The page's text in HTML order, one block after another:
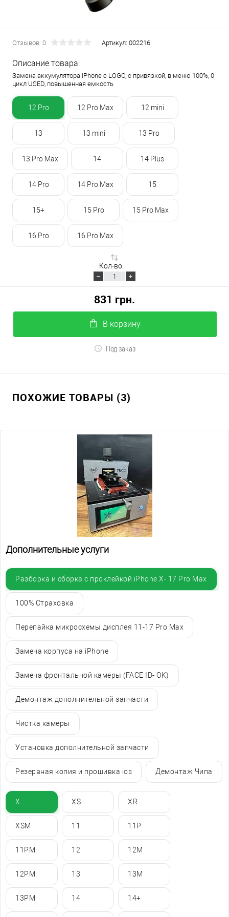
Отзывов: 0 Артикул: 002216
Описание товара:
Замена аккумулятора iPhone с LOGO, с привязкой, в меню 100%, 0
цикл USED, повышенная емкость
12 Pro 12 Pro Max 12 mini
13 13 mini 13 Pro
13 Pro Max 14 14 Plus
14 Pro 14 Pro Max 15
15+ 15 Pro 15 Pro Max
16 Pro 16 Pro Max
Кол-во:
831 грн.
В корзину
Под заказ
ПОХОЖИЕ ТОВАРЫ (3)
Дополнительные услуги
Разборка и сборка с проклейкой iPhone X- 17 Pro Max
100% Страховка
Перепайка микросхемы дисплея 11-17 Pro Max
Замена корпуса на iPhone
Замена фронтальной камеры (FACE ID- OK)
Демонтаж дополнительной запчасти
Чистка камеры
Установка дополнительной запчасти
Резервная копия и прошивка ios Демонтаж Чипа
X XS XR
XSM 11 11P
11PM 12 12M
12PM 13 13M
13PM 14 14+